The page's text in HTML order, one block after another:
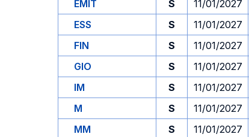
EMIT
S 11/01/2027
ESS
S 11/01/2027
FIN
S 11/01/2027
GIO
S 11/01/2027
IM
S 11/01/2027
M
S 11/01/2027
MM
S 11/01/2027